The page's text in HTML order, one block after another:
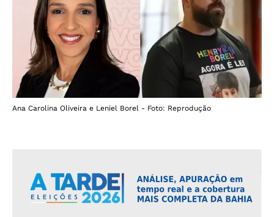
Ana Carolina Oliveira e Leniel Borel - Foto: Reprodução